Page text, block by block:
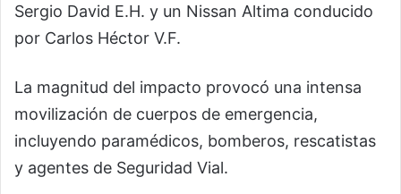
Sergio David E.H. y un Nissan Altima conducido
por Carlos Héctor V.F.
La magnitud del impacto provocó una intensa
movilización de cuerpos de emergencia,
incluyendo paramédicos, bomberos, rescatistas
y agentes de Seguridad Vial.